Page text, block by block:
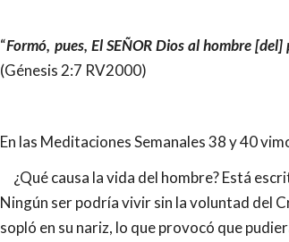
“Formó, pues, El SEÑOR Dios al hombre
(Génesis 2:7 RV2000)
En las Meditaciones Semanales 38 y 40
¿Qué causa la vida del hombre? Está
Ningún ser podría vivir sin la voluntad del
sopló en su nariz, lo que provocó que